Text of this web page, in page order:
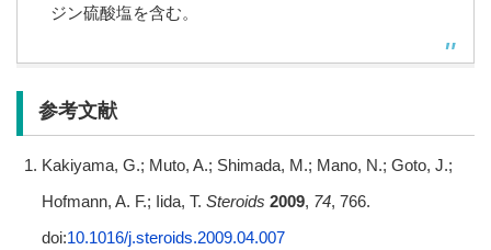
ジン硫酸塩を含む。
参考文献
Kakiyama, G.; Muto, A.; Shimada, M.; Mano, N.; Goto, J.;
Hofmann, A. F.; Iida, T. Steroids 2009, 74, 766.
doi:10.1016/j.steroids.2009.04.007